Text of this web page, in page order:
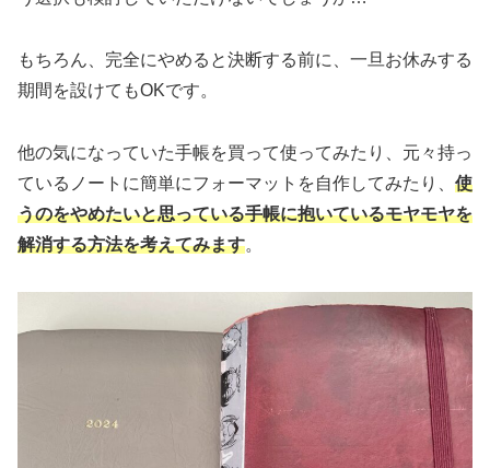
もちろん、完全にやめると決断する前に、一旦お休みする
期間を設けてもOKです。
他の気になっていた手帳を買って使ってみたり、元々持っ
ているノートに簡単にフォーマットを自作してみたり、 使
うのをやめたいと思っている手帳に抱いているモヤモヤを
解消する方法を考えてみます。